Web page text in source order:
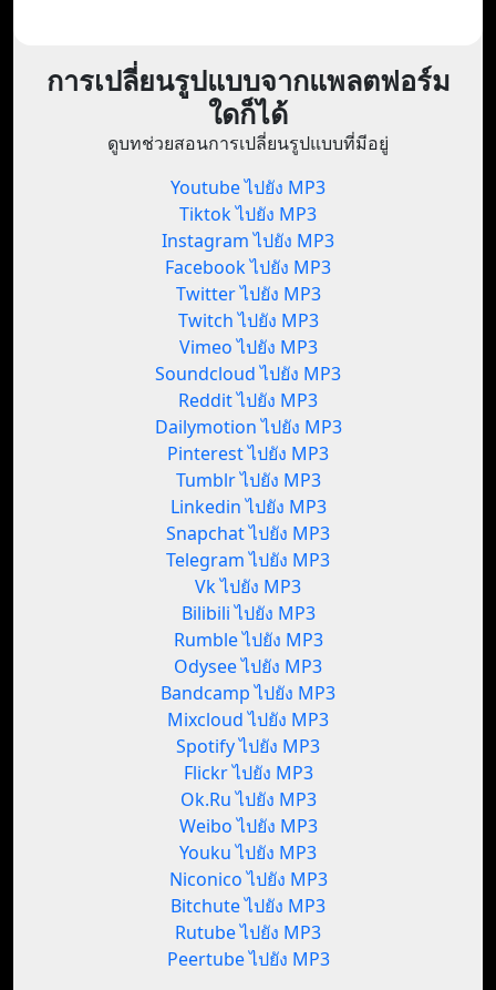
การเปลี่ยนรูปแบบจากแพลตฟอร์ม
ใดก็ได้
ดูบทช่วยสอนการเปลี่ยนรูปแบบที่มีอยู่
Youtube ไปยัง MP3
Tiktok ไปยัง MP3
Instagram ไปยัง MP3
Facebook ไปยัง MP3
Twitter ไปยัง MP3
Twitch ไปยัง MP3
Vimeo ไปยัง MP3
Soundcloud ไปยัง MP3
Reddit ไปยัง MP3
Dailymotion ไปยัง MP3
Pinterest ไปยัง MP3
Tumblr ไปยัง MP3
Linkedin ไปยัง MP3
Snapchat ไปยัง MP3
Telegram ไปยัง MP3
Vk ไปยัง MP3
Bilibili ไปยัง MP3
Rumble ไปยัง MP3
Odysee ไปยัง MP3
Bandcamp ไปยัง MP3
Mixcloud ไปยัง MP3
Spotify ไปยัง MP3
Flickr ไปยัง MP3
Ok.Ru ไปยัง MP3
Weibo ไปยัง MP3
Youku ไปยัง MP3
Niconico ไปยัง MP3
Bitchute ไปยัง MP3
Rutube ไปยัง MP3
Peertube ไปยัง MP3